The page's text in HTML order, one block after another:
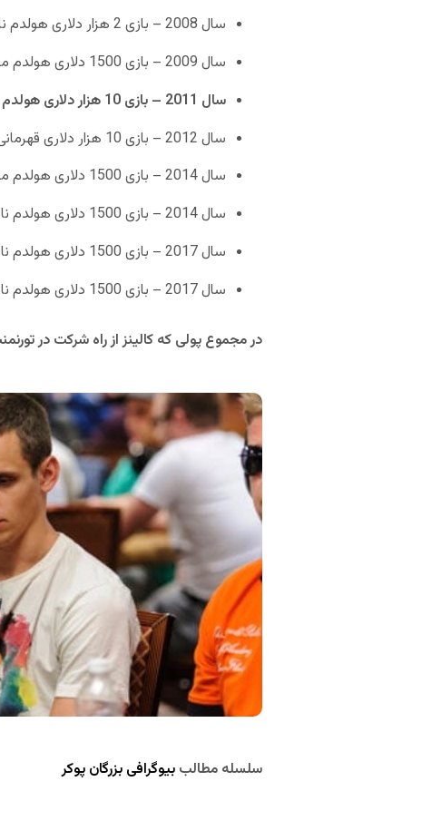
سال 2008 – بازی 2 هزار دلاری هولدم نامحدود – رتبه 34م – جایزه 11590 دلاری
سال 2009 – بازی 1500 دلاری هولدم محدود – رتبه دهم – جایزه 13332 دلاری
سال 2011 – بازی 10 هزار دلاری هولدم نامحدود (رویداد اصلی) – رتبه پنجم – جایزه 2 میلیون و 269 هزار و 599 دلاری
سال 2012 – بازی 10 هزار دلاری قهرمانی جهان هولدم نامحدود – رتبه 393م – جایزه 28530 دلاری
سال 2014 – بازی 1500 دلاری هولدم محدود – رتبه نهم – جایزه 12610 دلاری
سال 2014 – بازی 1500 دلاری هولدم نامحدود – رتبه 16م – جایزه 18755 دلاری
سال 2017 – بازی 1500 دلاری هولدم نامحدود – رتبه 19م – جایزه 12135 دلاری
سال 2017 – بازی 1500 دلاری هولدم نامحدود – رتبه 16م – جایزه 13807 دلاری
در مجموع پولی که کالینز از راه شرکت در تورنمنت های پوکر (در
سلسله مطالب بیوگرافی بزرگان پوکر